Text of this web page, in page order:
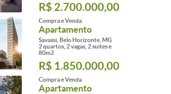
R$ 2.700.000,00
Compra e Venda
Apartamento
Savassi, Belo Horizonte, MG
2 quartos, 2 vagas, 2 suites e
80m2
R$ 1.850.000,00
Compra e Venda
Apartamento